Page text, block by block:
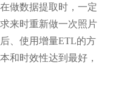
做数据提取时，一定
来时重新做一次照片
、使用增量ETL的方
和时效性达到最好，